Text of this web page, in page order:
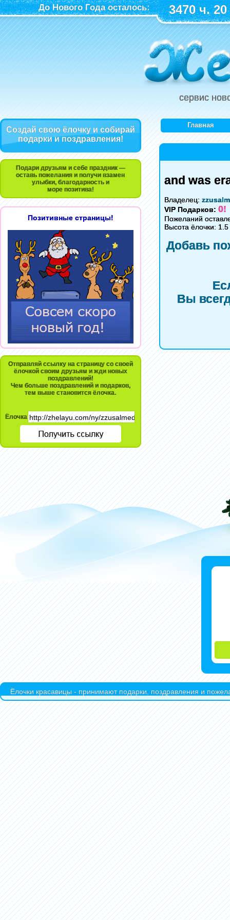
До Нового Года осталось: 3470 ч.
сервис
Создай свою ёлочку и собирай
подарки и поздравления!
Подари друзьям и себе праздник —
оставь пожелания и получи взамен
улыбки, благодарность и
море позитива!
Позитивные страницы!
Отправляй ссылку на страницу со своей
ёлочкой своим друзьям и жди новых
поздравлений!
Чем больше поздравлений и подарков,
тем выше становится ёлочка.
Ёлочка
Главная
and was
Владелец:
VIP Подарков: 0!
Пожеланий
Высота ёлочки:
Добавь
Вы
Ёлочки красавицы - принимают подарки, поздравления и